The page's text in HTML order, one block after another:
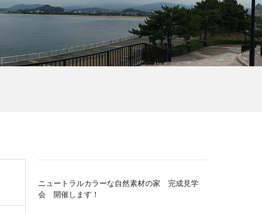
ニュートラルカラーな自然素材の家 完成見学
会 開催します！